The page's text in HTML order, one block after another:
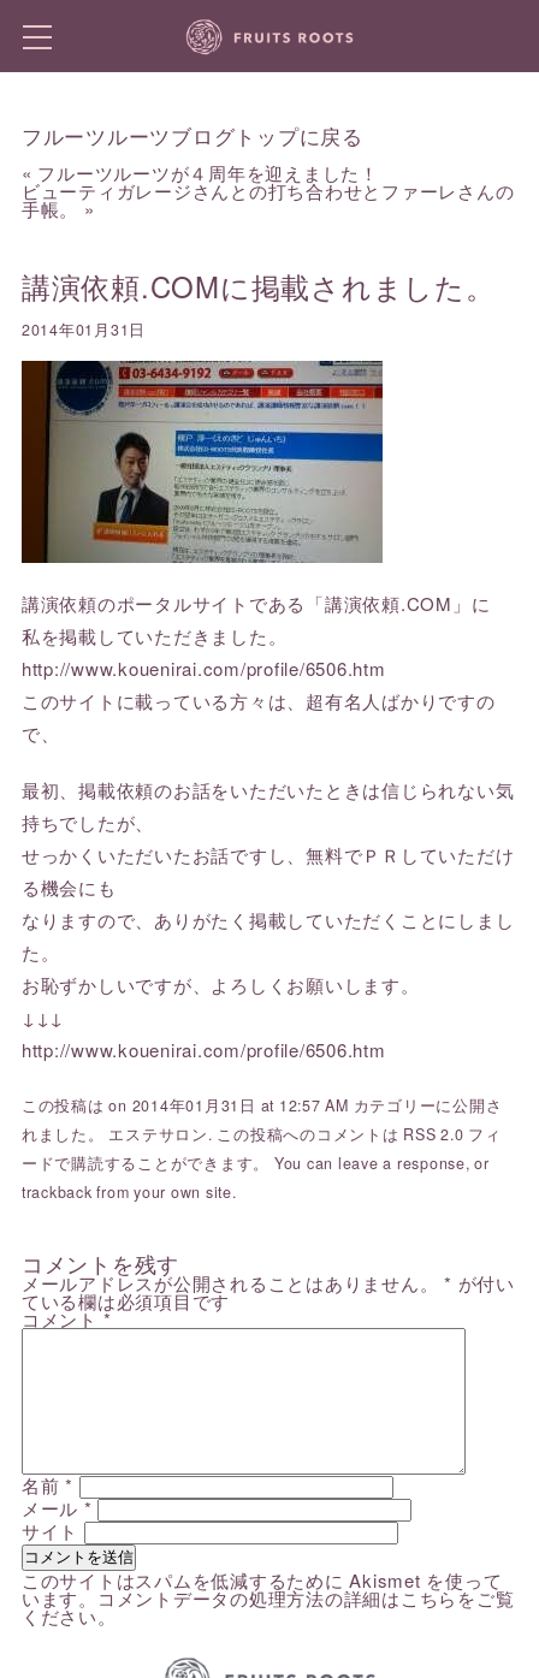
フルーツルーツブログトップに戻る
« フルーツルーツが４周年を迎えました！
ビューティガレージさんとの打ち合わせとファーレさんの
手帳。 »
講演依頼.COMに掲載されました。
2014年01月31日
講演依頼のポータルサイトである「講演依頼.COM」に
私を掲載していただきました。
http://www.kouenirai.com/profile/6506.htm
このサイトに載っている方々は、超有名人ばかりですの
で、
最初、掲載依頼のお話をいただいたときは信じられない気
持ちでしたが、
せっかくいただいたお話ですし、無料でＰＲしていただけ
る機会にも
なりますので、ありがたく掲載していただくことにしまし
た。
お恥ずかしいですが、よろしくお願いします。
↓↓↓
http://www.kouenirai.com/profile/6506.htm
この投稿は on 2014年01月31日 at 12:57 AM カテゴリーに公開さ
れました。 エステサロン. この投稿へのコメントは RSS 2.0 フィ
ードで購読することができます。 You can leave a response, or
trackback from your own site.
コメントを残す
メールアドレスが公開されることはありません。 * が付い
ている欄は必須項目です
コメント*
名前*
メール *
サイト
このサイトはスパムを低減するために Akismet を使って
います。 コメントデータの処理方法の詳細はこちらをご覧
ください。